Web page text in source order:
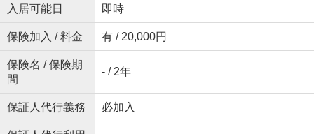
入居可能日 即時
保険加入 / 料金 有 / 20,000円
保険名 / 保険期
間
- / 2年
保証人代行義務 必加入